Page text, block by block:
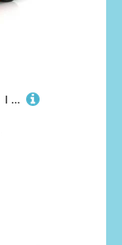
Carrera Evolution - 20027651 I Porsche 917 KH No.43 I Erleben Sie die Geschichte des Motorsports I Perfekt für junge Rennfahrer I Mit funktionsfähigen Frontscheinwerfern I Slotcar im Maßstab 1:32